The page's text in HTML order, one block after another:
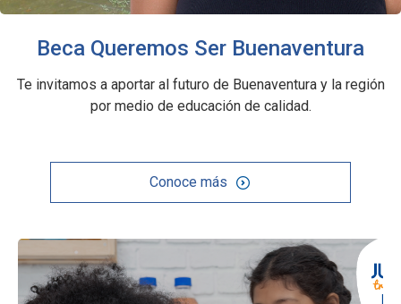
Beca Queremos Ser Buenaventura
Te invitamos a aportar al futuro de Buenaventura y la región
por medio de educación de calidad.
Conoce más